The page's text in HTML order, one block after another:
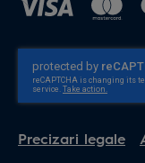
Precizari legale